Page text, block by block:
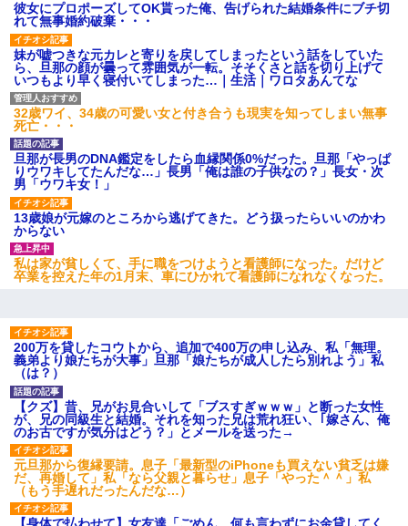
彼女にプロポーズしてOK貰った俺、告げられた結婚条件にブチ切
れて無事婚約破棄・・・
妹が嘘つきな元カレと寄りを戻してしまったという話をしていた
ら、旦那の顔が曇って雰囲気が一転。そそくさと話を切り上げて
いつもより早く寝付いてしまった…｜生活｜ワロタあんてな
32歳ワイ、34歳の可愛い女と付き合うも現実を知ってしまい無事
死亡・・・
旦那が長男のDNA鑑定をしたら血縁関係0%だった。旦那「やっぱ
りウワキしてたんだな…」長男「俺は誰の子供なの？」長女・次
男「ウワキ女！」
13歳娘が元嫁のところから逃げてきた。どう扱ったらいいのかわ
からない
私は家が貧しくて、手に職をつけようと看護師になった。だけど
卒業を控えた年の1月末、車にひかれて看護師になれなくなった。
200万を貸したコウトから、追加で400万の申し込み、私「無理。
義弟より娘たちが大事」旦那「娘たちが成人したら別れよう」私
（は？）
【クズ】昔、兄がお見合いして「ブスすぎｗｗｗ」と断った女性
が、兄の同級生と結婚。それを知った兄は荒れ狂い、｢嫁さん、俺
のお古ですが気分はどう？」とメールを送った→
元旦那から復縁要請。息子「最新型のiPhoneも買えない貧乏は嫌
だ、再婚して」私「なら父親と暮らせ」息子「やった＾＾」私
（もう手遅れだったんだな…）